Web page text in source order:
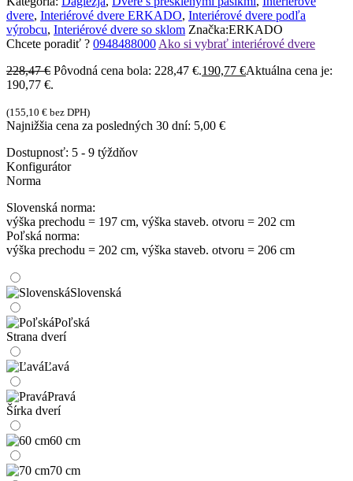
dvere, Interiérové dvere ERKADO, Interiérové dvere podľa
výrobcu, Interiérové dvere so sklom Značka:ERKADO
Chcete poradiť ? 0948488000 Ako si vybrať interiérové dvere
228,47€ Pôvodná cena bola: 228,47 €.190,77 €Aktuálna cena je:
190,77 €.
(155,10 € bez DPH)
Najnižšia cena za posledných 30 dní: 5,00 €
Dostupnosť: 5 - 9 týždňov
Konfigurátor
Norma
Slovenská norma:
výška prechodu = 197 cm, výška staveb. otvoru = 202 cm
Poľská norma:
výška prechodu = 202 cm, výška staveb. otvoru = 206 cm
Slovenská
Poľská
Strana dverí
Ľavá
Pravá
Šírka dverí
60 cm
70 cm